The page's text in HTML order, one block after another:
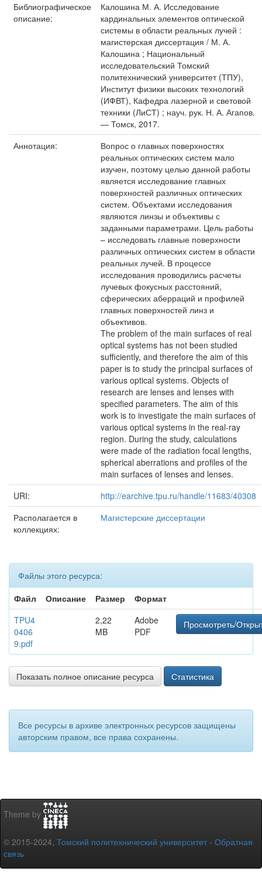
Библиографическое
описание:
Калошина М. А. Исследование
кардинальных элементов оптической
системы в области реальных лучей :
магистерская диссертация / М. А.
Калошина ; Национальный
исследовательский Томский
политехнический университет (ТПУ),
Институт физики высоких технологий
(ИФВТ), Кафедра лазерной и световой
техники (ЛиСТ) ; науч. рук. Н. А. Агапов.
— Томск, 2017.
Аннотация:
Вопрос о главных поверхностях
реальных оптических систем мало
изучен, поэтому целью данной работы
является исследование главных
поверхностей различных оптических
систем. Объектами исследования
являются линзы и объективы с
заданными параметрами. Цель работы
– исследовать главные поверхности
различных оптических систем в области
реальных лучей. В процессе
исследования проводились расчеты
лучевых фокусных расстояний,
сферических аберраций и профилей
главных поверхностей линз и
объективов.
The problem of the main surfaces of real
optical systems has not been studied
sufficiently, and therefore the aim of this
paper is to study the principal surfaces of
various optical systems. Objects of
research are lenses and lenses with
specified parameters. The aim of this
work is to investigate the main surfaces of
various optical systems in the real-ray
region. During the study, calculations
were made of the radiation focal lengths,
spherical aberrations and profiles of the
main surfaces of lenses and lenses.
URI:
http://earchive.tpu.ru/handle/11683/40308
Располагается в
коллекциях:
Магистерские диссертации
Файлы этого ресурса:
Файл
Описание Размер
Формат
TPU4
0406
9.pdf
2,22
MB
Adobe
PDF
Просмотреть/
Показать полное описание ресурса Статистика
Все ресурсы в архиве электронных ресурсов защищены
авторским правом, все права сохранены.
Theme by
© 2015-2024, Томский политехнический университет - Обратная
связь